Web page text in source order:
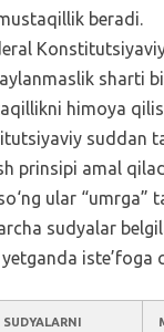
beradi.
sharti
himoya
suddan
prinsipi amal
ular “umrga”
sudyalar
iste’foga
SUDYALARNI